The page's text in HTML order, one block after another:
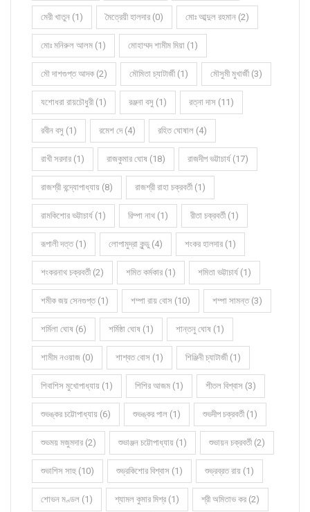
মেরী খাতুন (1) মৈত্রেয়ী হালদার (0) মোঃ আব্দুল রহমান (2)
মোঃ মনিরুল আলম (1) মোহাম্মদ শামীম মিয়া (1)
মৌ দাশগুপ্ত আদক (2) মৌমিতা চ্যাটার্জী (1) মৌসুমী মুখার্জী (3)
যশোধরা রায়চৌধুরী (1) রঞ্জনা বসু (1) রত্না দাস (11)
রবীন বসু (1) রমেশ দে (4) রহিত ঘোষাল (4)
রাখী সরদার (1) রাজকুমার ঘোষ (18) রাজদীপ ভট্টাচার্য (17)
রাজশ্রী বন্দ্যোপাধ্যায় (8) রাজশ্রী রাহা চক্রবর্তী (1)
রামকিশোর ভট্টাচার্য (1) রিম্পা নাথ (1) রীতা চক্রবর্তী (1)
রূপালী দত্ত (1) লোপামুদ্রা কুন্ডু (4) শংকর হালদার (1)
শংকরনাথ চক্রবর্তী (2) শমিত কর্মকার (1) শমিতা ভট্টাচার্য (1)
শমীক জয় সেনগুপ্ত (1) শম্পা রায় বোস (10) শম্পা সামন্ত (3)
শর্মিলা ঘোষ (6) শর্মিষ্ঠা ঘোষ (1) শান্তনু ঘোষ (1)
শামীম নওয়াজ (0) শাশ্বত বোস (1) শিঞ্জিনী চ্যাটার্জী (1)
শিবাশিস মুখোপাধ্যায় (1) শিশির আজম (1) শীতল বিশ্বাস (3)
শুভঙ্কর চট্টোপাধ্যায় (6) শুভঙ্কর পাল (1) শুভদীপ চক্রবর্তী (1)
শুভময় মজুমদার (2) শুভাঞ্জন চট্টোপাধ্যায় (1) শুভায়ন চক্রবর্তী (2)
শুভাশিস সাহু (10) শুভ্রকিশোর বিশ্বাস (1) শুভ্রব্রত রায় (1)
শোভন মণ্ডল (1) শ্যামল কুমার মিশ্র (1) শ্রী অমিতাভ কর (2)